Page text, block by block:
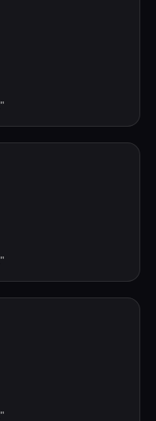
"
"
"